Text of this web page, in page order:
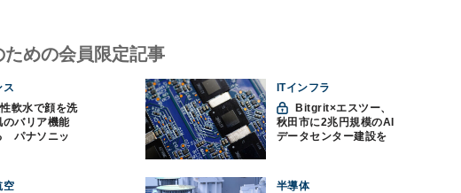
めの会員限定記事
ス
のバリア機能
パナソニッ
ITインフラ
秋田市に2兆円規模のAI
データセンター建設を
空
半導体